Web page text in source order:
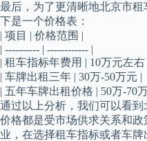
最后，为了更清晰地北京市
下是一个价格表：
| 项目 | 价格范围 |
| ---------- | ------------ |
| 租车指标年费用 | 10万元左右
| 车牌出租三年 | 30万-50万元 |
| 五年车牌出租价格 | 50万-70
通过以上分析，我们可以看
价格都是受市场供求关系和
业，在选择租车指标或者车